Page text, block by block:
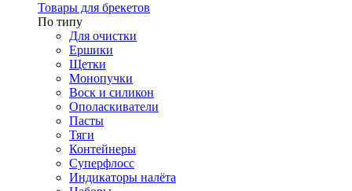
Товары для брекетов
По типу
Для очистки
Ершики
Щетки
Монопучки
Воск и силикон
Ополаскиватели
Пасты
Тяги
Контейнеры
Суперфлосс
Индикаторы налёта